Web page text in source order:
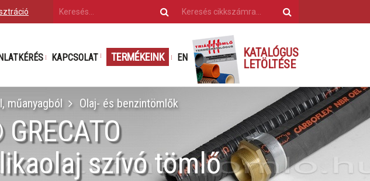
KAPCSOLAT TERMÉKEINK EN
KATALÓGUS
LETÖLTÉSE
műanyagból Olaj- és benzintömlők
szívó tömlő